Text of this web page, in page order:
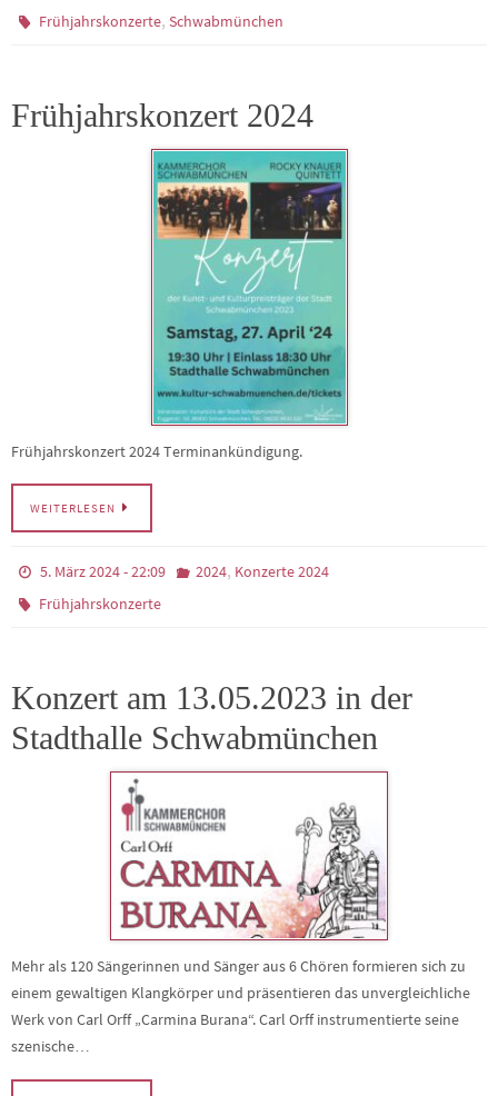
Frühjahrskonzerte,Schwabmünchen
Frühjahrskonzert 2024
Frühjahrskonzert 2024 Terminankündigung.
WEITERLESEN
5. März 2024 - 22:09 2024, Konzerte 2024
Frühjahrskonzerte
Konzert am 13.05.2023 in der
Stadthalle Schwabmünchen
Mehr als 120 Sängerinnen und Sänger aus 6 Chören formieren sich zu
einem gewaltigen Klangkörper und präsentieren das unvergleichliche
Werk von Carl Orff „Carmina Burana“. Carl Orff instrumentierte seine
szenische…